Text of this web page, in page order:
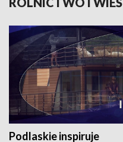
Podlaskie inspiruje